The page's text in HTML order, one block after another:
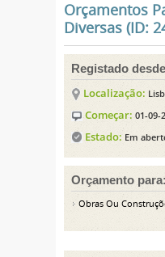
Orçamentos
Diversas (ID:
Registado
Localização:
Começar: 01-09-
Estado: Em
Orçamento para:
Obras Ou